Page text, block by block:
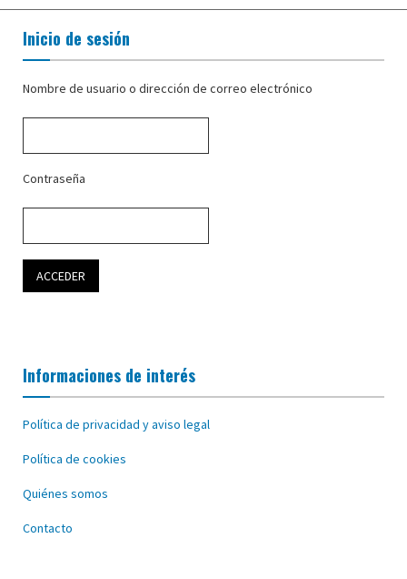
Inicio de sesión
Nombre de usuario o dirección de correo electrónico
Contraseña
Informaciones de interés
Política de privacidad y aviso legal
Política de cookies
Quiénes somos
Contacto